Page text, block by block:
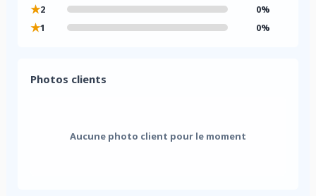
★2 0%
★1 0%
Photos clients
Aucune photo client pour le moment